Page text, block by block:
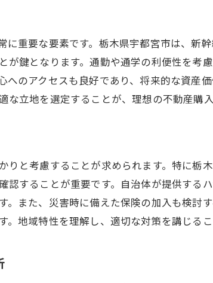
重要な要素です。栃木県宇都宮市は、新
が鍵となります。通勤や通学の利便性を考
へのアクセスも良好であり、将来的な資産
立地を選定することが、理想の不動産購入
と考慮することが求められます。特に栃
認することが重要です。自治体が提供する
。また、災害時に備えた保険の加入も検討
。地域特性を理解し、適切な対策を講じる